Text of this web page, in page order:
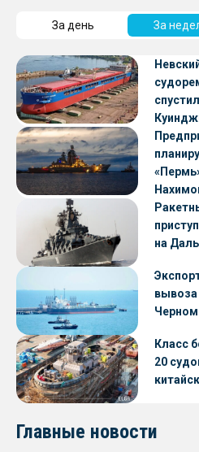
За день За
на
вывоза
Класс
20
Главные новости